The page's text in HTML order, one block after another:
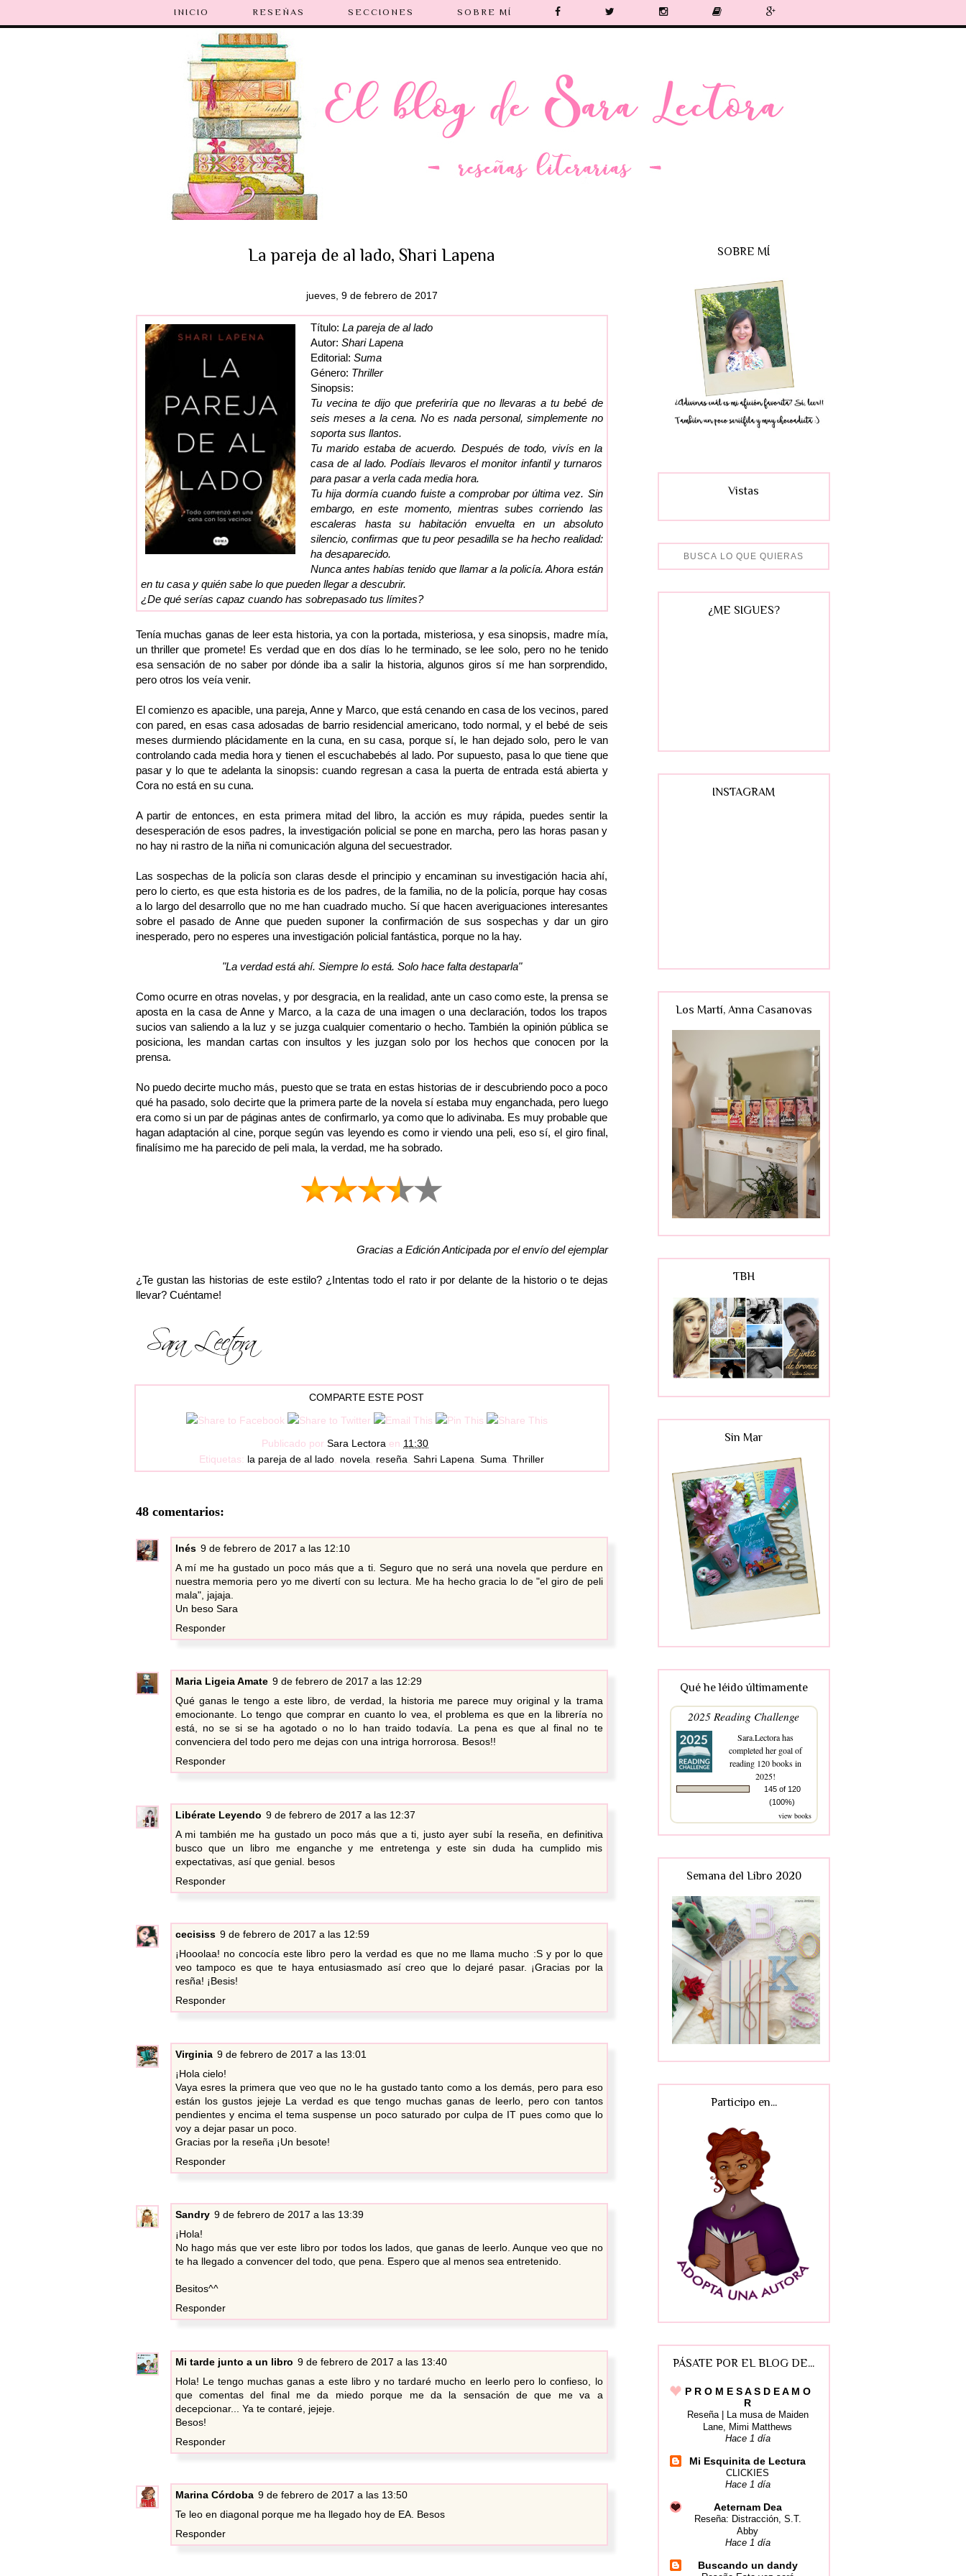
INICIO RESEÑAS SECCIONES SOBRE MÍ
La pareja de al lado, Shari Lapena
jueves, 9 de febrero de 2017
Título: La pareja de al lado
Autor: Shari Lapena
Editorial: Suma
Género: Thriller
Sinopsis:
Tu vecina te dijo que preferiría que no llevaras a tu bebé de
seis meses a la cena. No es nada personal, simplemente no
soporta sus llantos.
Tu marido estaba de acuerdo. Después de todo, vivís en la
casa de al lado. Podíais llevaros el monitor infantil y turnaros
para pasar a verla cada media hora.
Tu hija dormía cuando fuiste a comprobar por última vez. Sin
embargo, en este momento, mientras subes corriendo las
escaleras hasta su habitación envuelta en un absoluto
silencio, confirmas que tu peor pesadilla se ha hecho realidad:
ha desaparecido.
Nunca antes habías tenido que llamar a la policía. Ahora están
en tu casa y quién sabe lo que pueden llegar a descubrir.
¿De qué serías capaz cuando has sobrepasado tus límites?
Tenía muchas ganas de leer esta historia, ya con la portada, misteriosa, y esa sinopsis, madre mía,
un thriller que promete! Es verdad que en dos días lo he terminado, se lee solo, pero no he tenido
esa sensación de no saber por dónde iba a salir la historia, algunos giros sí me han sorprendido,
pero otros los veía venir.
El comienzo es apacible, una pareja, Anne y Marco, que está cenando en casa de los vecinos, pared
con pared, en esas casa adosadas de barrio residencial americano, todo normal, y el bebé de seis
meses durmiendo plácidamente en la cuna, en su casa, porque sí, le han dejado solo, pero le van
controlando cada media hora y tienen el escuchabebés al lado. Por supuesto, pasa lo que tiene que
pasar y lo que te adelanta la sinopsis: cuando regresan a casa la puerta de entrada está abierta y
Cora no está en su cuna.
A partir de entonces, en esta primera mitad del libro, la acción es muy rápida, puedes sentir la
desesperación de esos padres, la investigación policial se pone en marcha, pero las horas pasan y
no hay ni rastro de la niña ni comunicación alguna del secuestrador.
Las sospechas de la policía son claras desde el principio y encaminan su investigación hacia ahí,
pero lo cierto, es que esta historia es de los padres, de la familia, no de la policía, porque hay cosas
a lo largo del desarrollo que no me han cuadrado mucho. Sí que hacen averiguaciones interesantes
sobre el pasado de Anne que pueden suponer la confirmación de sus sospechas y dar un giro
inesperado, pero no esperes una investigación policial fantástica, porque no la hay.
"La verdad está ahí. Siempre lo está. Solo hace falta destaparla"
Como ocurre en otras novelas, y por desgracia, en la realidad, ante un caso como este, la prensa se
aposta en la casa de Anne y Marco, a la caza de una imagen o una declaración, todos los trapos
sucios van saliendo a la luz y se juzga cualquier comentario o hecho. También la opinión pública se
posiciona, les mandan cartas con insultos y les juzgan solo por los hechos que conocen por la
prensa.
No puedo decirte mucho más, puesto que se trata en estas historias de ir descubriendo poco a poco
qué ha pasado, solo decirte que la primera parte de la novela sí estaba muy enganchada, pero luego
era como si un par de páginas antes de confirmarlo, ya como que lo adivinaba. Es muy probable que
hagan adaptación al cine, porque según vas leyendo es como ir viendo una peli, eso sí, el giro final,
finalísimo me ha parecido de peli mala, la verdad, me ha sobrado.
Gracias a Edición Anticipada por el envío del ejemplar
¿Te gustan las historias de este estilo? ¿Intentas todo el rato ir por delante de la historio o te dejas
llevar? Cuéntame!
COMPARTE ESTE POST
Publicado por Sara Lectora en 11:30
Etiquetas: la pareja de al lado novela reseña Sahri Lapena Suma Thriller
48 comentarios:
Inés 9 de febrero de 2017 a las 12:10
A mí me ha gustado un poco más que a ti. Seguro que no será una novela que perdure en
nuestra memoria pero yo me divertí con su lectura. Me ha hecho gracia lo de "el giro de peli
mala", jajaja.
Un beso Sara
Responder
Maria Ligeia Amate 9 de febrero de 2017 a las 12:29
Qué ganas le tengo a este libro, de verdad, la historia me parece muy original y la trama
emocionante. Lo tengo que comprar en cuanto lo vea, el problema es que en la librería no
está, no se si se ha agotado o no lo han traido todavía. La pena es que al final no te
convenciera del todo pero me dejas con una intriga horrorosa. Besos!!
Responder
Libérate Leyendo 9 de febrero de 2017 a las 12:37
A mi también me ha gustado un poco más que a ti, justo ayer subí la reseña, en definitiva
busco que un libro me enganche y me entretenga y este sin duda ha cumplido mis
expectativas, así que genial. besos
Responder
cecisiss 9 de febrero de 2017 a las 12:59
¡Hooolaa! no concocía este libro pero la verdad es que no me llama mucho :S y por lo que
veo tampoco es que te haya entusiasmado así creo que lo dejaré pasar. ¡Gracias por la
resña! ¡Besis!
Responder
Virginia 9 de febrero de 2017 a las 13:01
¡Hola cielo!
Vaya esres la primera que veo que no le ha gustado tanto como a los demás, pero para eso
están los gustos jejeje La verdad es que tengo muchas ganas de leerlo, pero con tantos
pendientes y encima el tema suspense un poco saturado por culpa de IT pues como que lo
voy a dejar pasar un poco.
Gracias por la reseña ¡Un besote!
Responder
Sandry 9 de febrero de 2017 a las 13:39
¡Hola!
No hago más que ver este libro por todos los lados, que ganas de leerlo. Aunque veo que no
te ha llegado a convencer del todo, que pena. Espero que al menos sea entretenido.
Besitos^^
Responder
Mi tarde junto a un libro 9 de febrero de 2017 a las 13:40
Hola! Le tengo muchas ganas a este libro y no tardaré mucho en leerlo pero lo confieso, lo
que comentas del final me da miedo porque me da la sensación de que me va a
decepcionar... Ya te contaré, jejeje.
Besos!
Responder
Marina Córdoba 9 de febrero de 2017 a las 13:50
Te leo en diagonal porque me ha llegado hoy de EA. Besos
Responder
SOBRE MÍ
Vistas
¿ME SIGUES?
INSTAGRAM
Los Martí, Anna Casanovas
TBH
Sin Mar
Qué he léido últimamente
2025 Reading Challenge
Sara.Lectorahas
completed her goal of
reading 120 books in
2025!
145 of 120
(100%)
view books
Semana del Libro 2020
Participo en...
PÁSATE POR EL BLOG DE...
P R O M E S A S D E A M O
R
Reseña | La musa de Maiden
Lane, Mimi Matthews
Hace 1 día
Mi Esquinita de Lectura
CLICKIES
Hace 1 día
Aeternam Dea
Reseña: Distracción, S.T.
Abby
Hace 1 día
Buscando un dandy